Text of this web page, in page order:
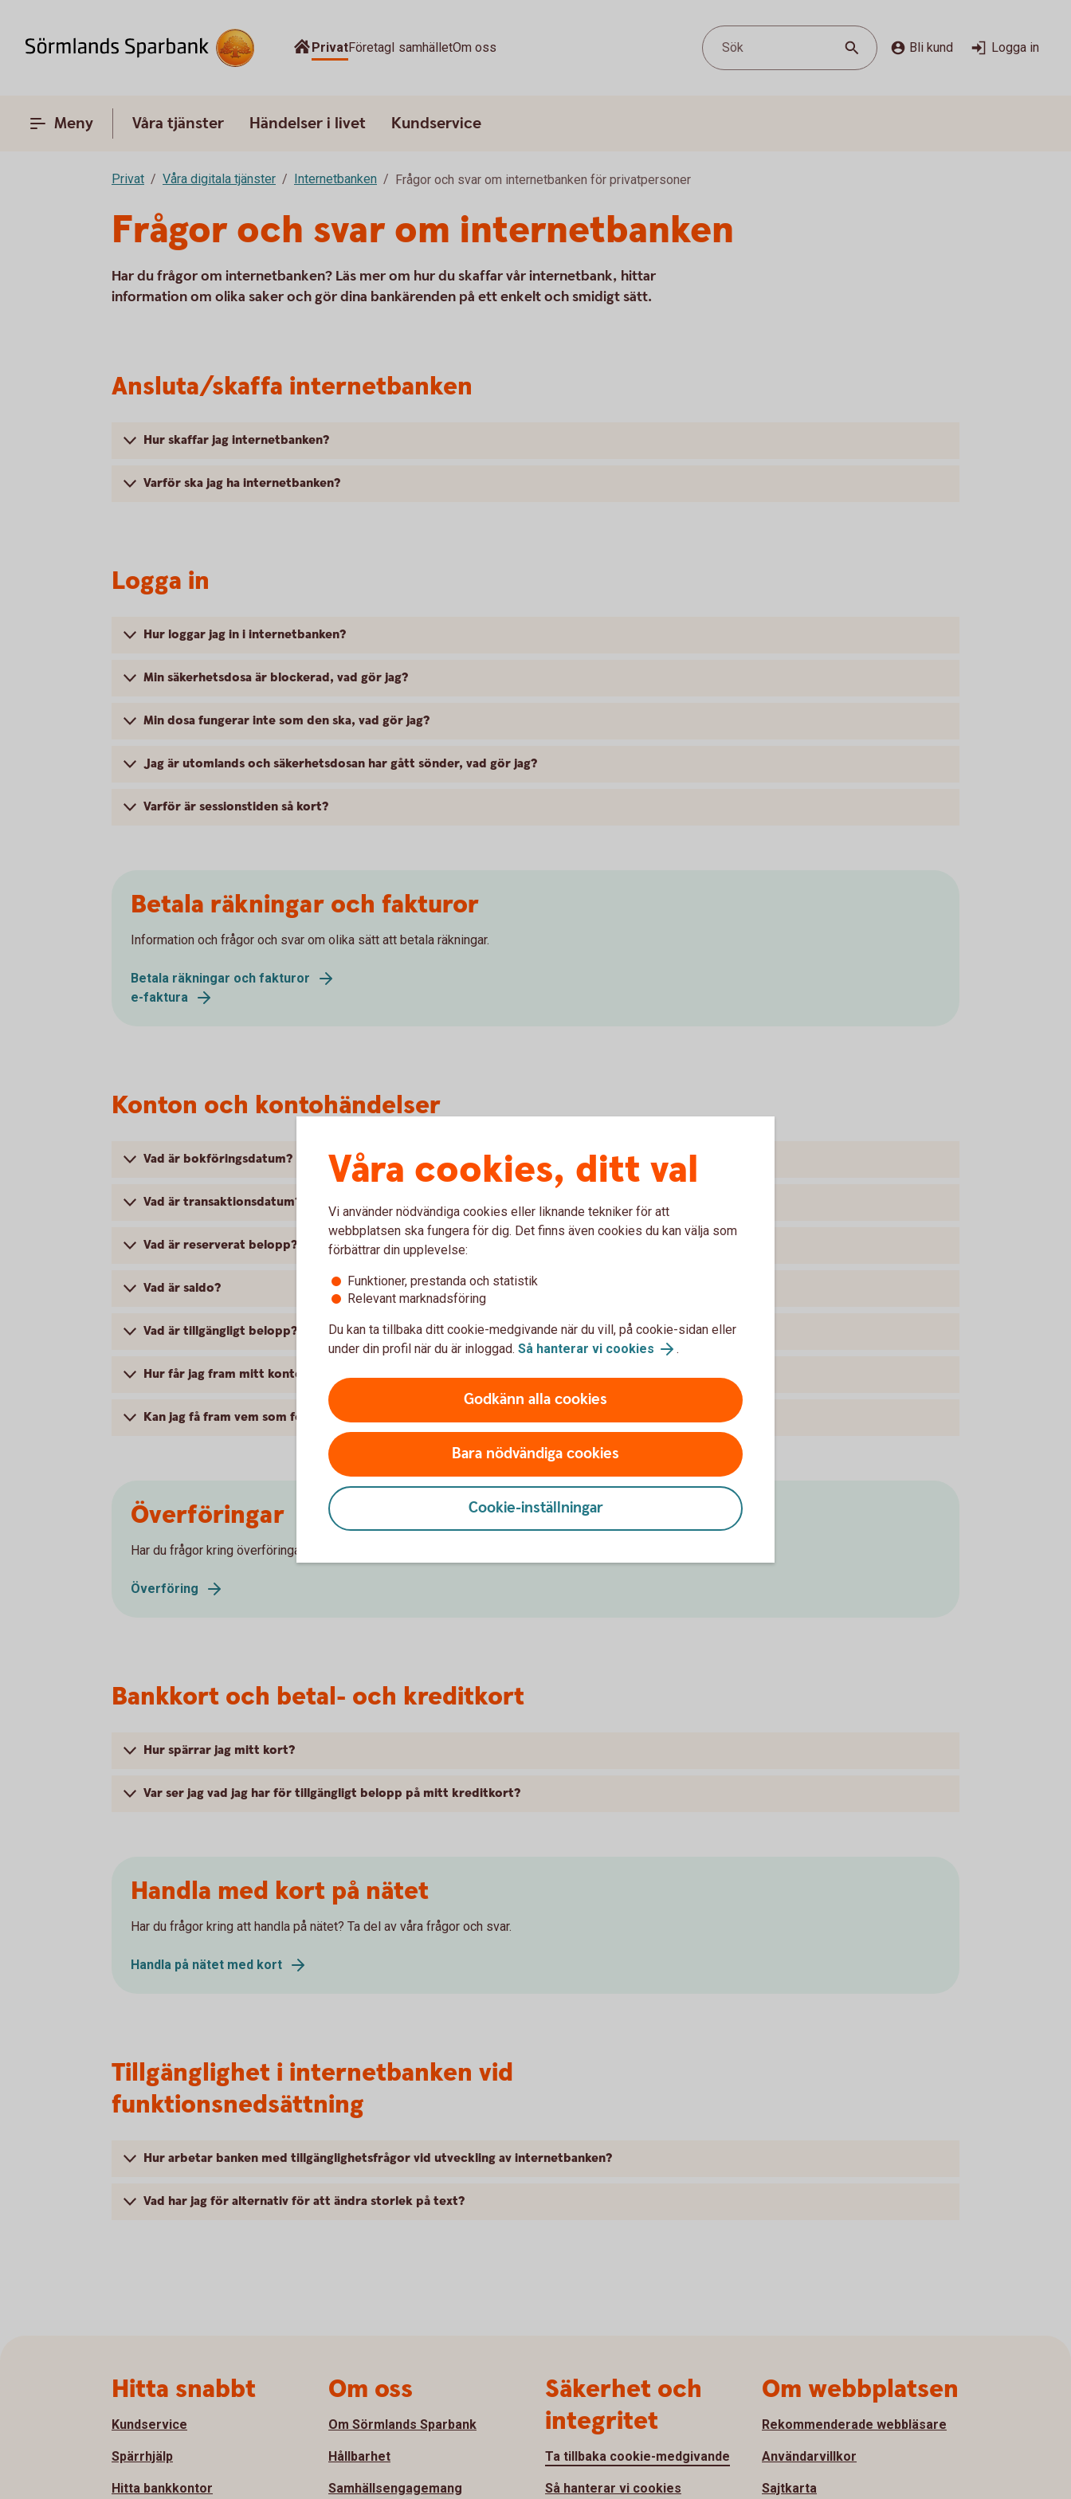
PrivatFöretagI samhälletOm oss Sök Bli kund Logga in
Meny Våra tjänster Händelser i livet Kundservice
Privat Våra digitala tjänster Internetbanken Frågor och svar om internetbanken för privatpersoner
Frågor och svar om internetbanken
Har du frågor om internetbanken? Läs mer om hur du skaffar vår internetbank, hittar
information om olika saker och gör dina bankärenden på ett enkelt och smidigt sätt.
Ansluta/skaffa internetbanken
Hur skaffar jag internetbanken?
Varför ska jag ha internetbanken?
Logga in
Hur loggar jag in i internetbanken?
Min säkerhetsdosa är blockerad, vad gör jag?
Min dosa fungerar inte som den ska, vad gör jag?
Jag är utomlands och säkerhetsdosan har gått sönder, vad gör jag?
Varför är sessionstiden så kort?
Betala räkningar och fakturor
Information och frågor och svar om olika sätt att betala räkningar.
Betala räkningar och fakturor
e-faktura
Konton och kontohändelser
Vad är bokföringsdatum?
Vad är transaktionsdatum?
Vad är reserverat belopp?
Vad är saldo?
Vad är tillgängligt belopp?
Hur får jag fram mitt kontoutdrag?
Kan jag få fram vem som fört över pengar till mig?
Överföringar
Har du frågor kring överföringar? Ta del av våra frågor och svar.
Överföring
Bankkort och betal- och kreditkort
Hur spärrar jag mitt kort?
Var ser jag vad jag har för tillgängligt belopp på mitt kreditkort?
Handla med kort på nätet
Har du frågor kring att handla på nätet? Ta del av våra frågor och svar.
Handla på nätet med kort
Tillgänglighet i internetbanken vid
funktionsnedsättning
Hur arbetar banken med tillgänglighetsfrågor vid utveckling av internetbanken?
Vad har jag för alternativ för att ändra storlek på text?
Våra cookies, ditt val
Vi använder nödvändiga cookies eller liknande tekniker för att
webbplatsen ska fungera för dig. Det finns även cookies du kan välja som
förbättrar din upplevelse:
Funktioner, prestanda och statistik
Relevant marknadsföring
Du kan ta tillbaka ditt cookie-medgivande när du vill, på cookie-sidan eller
under din profil när du är inloggad. Så hanterar vi cookies .
Godkänn alla cookies
Bara nödvändiga cookies
Cookie-inställningar
Hitta snabbt
Kundservice
Spärrhjälp
Hitta bankkontor
Om oss
Om Sörmlands Sparbank
Hållbarhet
Samhällsengagemang
Säkerhet och
integritet
Ta tillbaka cookie-medgivande
Så hanterar vi cookies
Om webbplatsen
Rekommenderade webbläsare
Användarvillkor
Sajtkarta